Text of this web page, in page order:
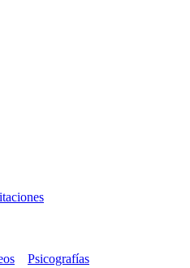
Psicografías